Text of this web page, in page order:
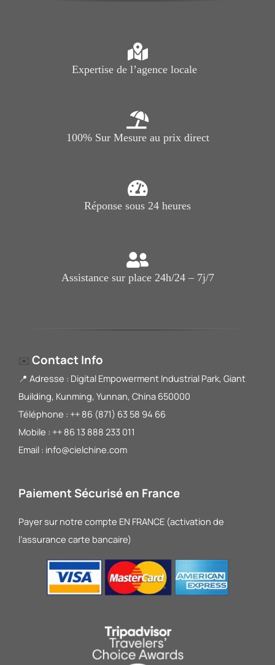
Expertise de l’agence locale
100% Sur Mesure au prix direct
Réponse sous 24 heures
Assistance sur place 24h/24 – 7j/7
✉️ Contact Info
📍 Adresse : Digital Empowerment Industrial Park, Giant
Building, Kunming, Yunnan, China 650000
Téléphone : ++ 86 (871) 63 58 94 66
Mobile : ++ 86 13 888 233 011
Email : info@cielchine.com
Paiement Sécurisé en France
Payer sur notre compte EN FRANCE (activation de
l’assurance carte bancaire)